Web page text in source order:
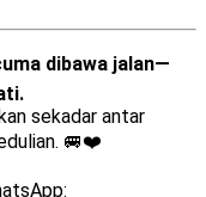
dibawa jalan—
sekadar antar
🚐❤️